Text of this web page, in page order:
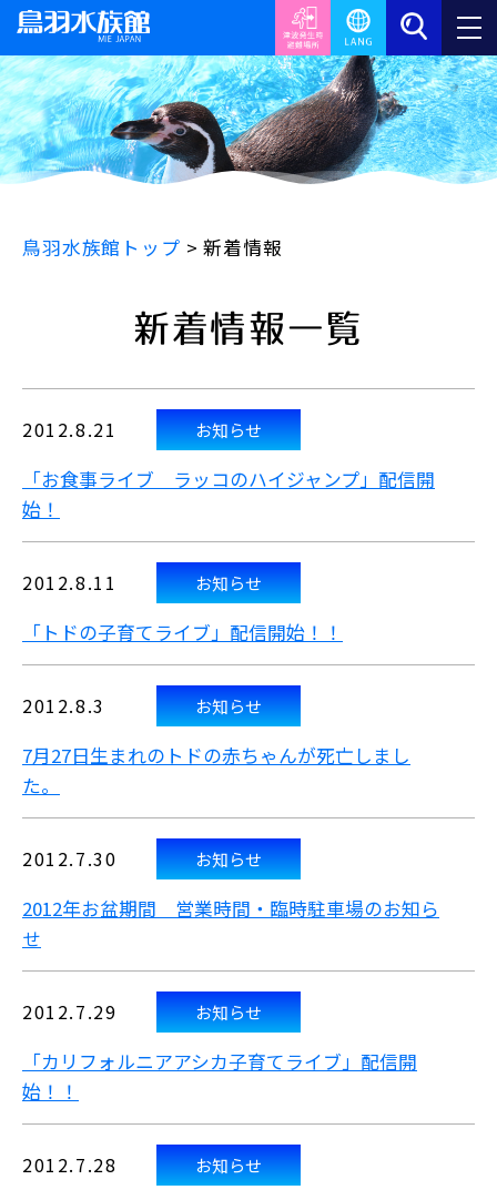
鳥羽水族館トップ >新着情報
新着情報一覧
2012.8.21 お知らせ
「お食事ライブ ラッコのハイジャンプ」配信開
始！
2012.8.11 お知らせ
「トドの子育てライブ」配信開始！！
2012.8.3 お知らせ
7月27日生まれのトドの赤ちゃんが死亡しまし
た。
2012.7.30 お知らせ
2012年お盆期間 営業時間・臨時駐車場のお知ら
せ
2012.7.29 お知らせ
「カリフォルニアアシカ子育てライブ」配信開
始！！
2012.7.28 お知らせ